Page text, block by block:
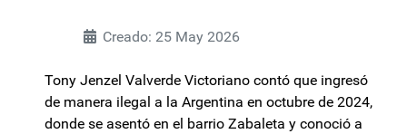
Creado: 25 May 2026
Tony Jenzel Valverde Victoriano contó que ingresó
de manera ilegal a la Argentina en octubre de 2024,
donde se asentó en el barrio Zabaleta y conoció a